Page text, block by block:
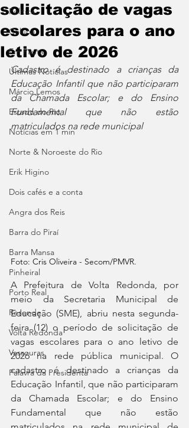
Política
Coluna
Em Pauta
Últimas Notícias
Márcio Lemos
Estado do Rio
Notícias em 1 min
Norte & Noroeste do Rio
Erik Higino
Dois cafés e a conta
Angra dos Reis
Barra do Piraí
Barra Mansa
Pinheiral
Porto Real
Resende
Volta Redonda
Vassouras
Palavra da Presidenta
solicitação de vagas
escolares para o ano
letivo de 2026
Cadastro é destinado a crianças da
Educação Infantil que não participaram
da Chamada Escolar; e do Ensino
Fundamental que não estão
matriculados na rede municipal
Foto: Cris Oliveira - Secom/PMVR.
A Prefeitura de Volta Redonda, por
meio da Secretaria Municipal de
Educação (SME), abriu nesta segunda-
feira (12) o período de solicitação de
vagas escolares para o ano letivo de
2026 na rede pública municipal. O
cadastro é destinado a crianças da
Educação Infantil, que não participaram
da Chamada Escolar; e do Ensino
Fundamental que não estão